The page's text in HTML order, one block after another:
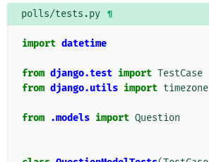
polls/tests.py ¶
import datetime
from django.test import TestCase
from django.utils import timezone
from .models import Question